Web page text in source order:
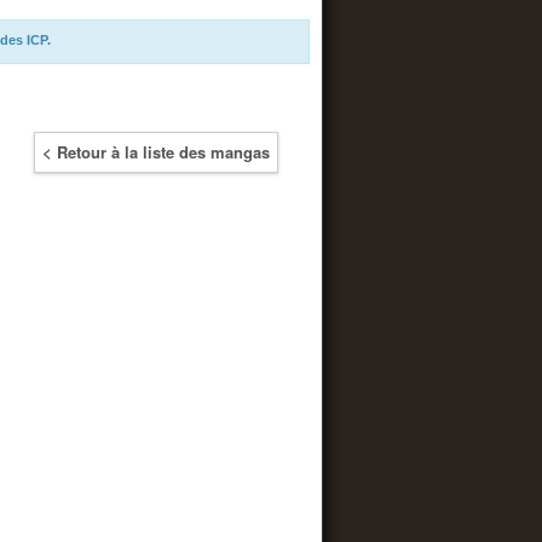
ICP.
< Retour à la liste des mangas